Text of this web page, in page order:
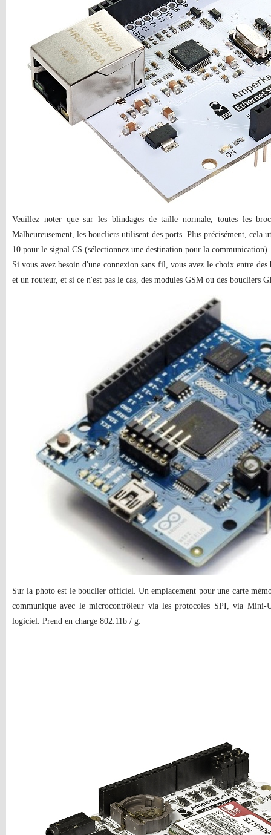
Veuillez noter que sur les blindages de taille normale, toutes les
Malheureusement, les boucliers utilisent des ports. Plus précisément,
10 pour le signal CS (sélectionnez une destination pour la communication).
Si vous avez besoin d'une connexion sans fil, vous avez le choix entre
et un routeur, et si ce n'est pas le cas, des modules GSM ou des boucliers
Sur la photo est le bouclier officiel. Un emplacement pour une carte
communique avec le microcontrôleur via les protocoles SPI, via Mini-
logiciel. Prend en charge 802.11b / g.